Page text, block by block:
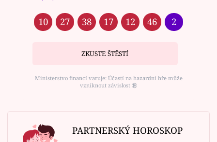
10 27 38 17 12 46 2
ZKUSTE ŠTĚSTÍ
Ministerstvo financí varuje: Účastí na hazardní hře může
vzniknout závislost ⑱
PARTNERSKÝ HOROSKOP